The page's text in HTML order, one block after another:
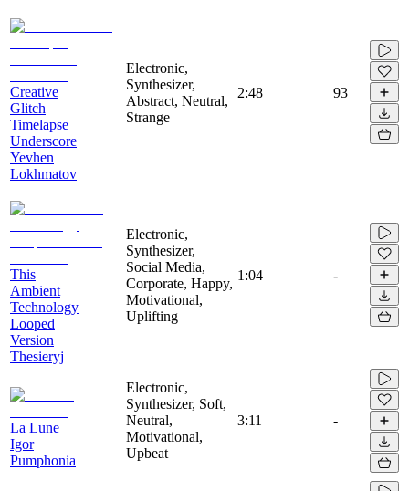
Creative
Glitch
Timelapse
Underscore
Yevhen
Lokhmatov
Electronic,
Synthesizer,
Abstract, Neutral,
Strange
2:48 93
This
Ambient
Technology
Looped
Version
Thesieryj
Electronic,
Synthesizer,
Social Media,
Corporate, Happy,
Motivational,
Uplifting
1:04 -
La Lune
Igor
Pumphonia
Electronic,
Synthesizer, Soft,
Neutral,
Motivational,
Upbeat
3:11 -